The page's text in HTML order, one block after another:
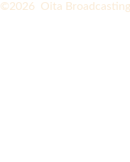
©2026 Oita Broadcasting